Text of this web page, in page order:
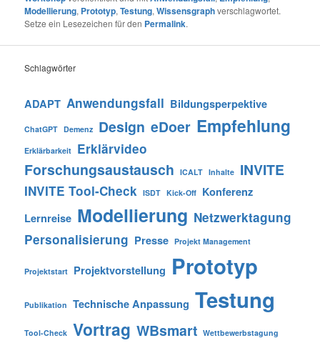
Modellierung, Prototyp,Testung,Wissensgraphverschlagwortet.
Setze ein Lesezeichen für den Permalink.
Schlagwörter
ADAPT Anwendungsfall Bildungsperpektive
ChatGPT Demenz Design eDoer Empfehlung
Erklärbarkeit Erklärvideo
Forschungsaustausch ICALT Inhalte INVITE
INVITE Tool-Check ISDT Kick-Off Konferenz
Lernreise Modellierung Netzwerktagung
Personalisierung Presse Projekt Management
Projektstart Projektvorstellung Prototyp
Publikation Technische Anpassung Testung
Tool-Check Vortrag WBsmart Wettbewerbstagung